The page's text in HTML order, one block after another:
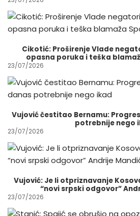
Cikotić: Proširenje Vlade
opasna poruka i teška
23/07/2026
Vujović čestitao Bernamu:
potrebnije nego
23/07/2026
Vujović: Je li otpriznavanje
“novi srpski odgovor”
23/07/2026